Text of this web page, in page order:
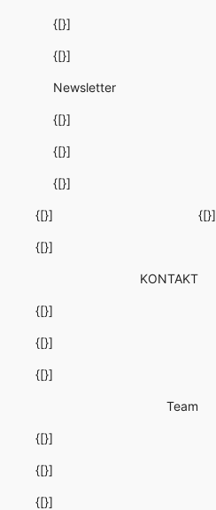
{[}]
{[}]
Newsletter
{[}]
{[}]
{[}]
{[}]
{[}]
KONTAKT
{[}]
{[}]
{[}]
Team
{[}]
{[}]
{[}]
{[}]